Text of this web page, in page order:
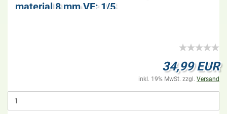
ma­te­ri­al 8 mm VE: 1/5
34,99 EUR
inkl. 19% MwSt. zzgl. Versand